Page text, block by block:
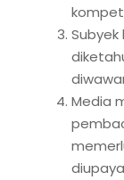
Media